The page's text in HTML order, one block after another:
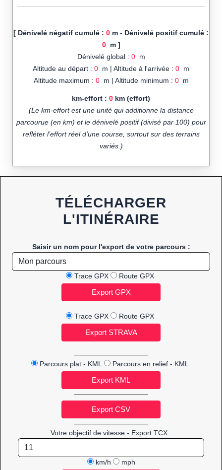
[ Dénivelé négatif cumulé : 0 m - Dénivelé positif cumulé :
0m ]
Dénivelé global : 0m
Altitude au départ : 0 m | Altitude à l'arrivée : 0 m
Altitude maximum : 0m | Altitude minimum : 0m
km-effort : 0 km (effort)
(Le km-effort est une unité qui additionne la distance
parcourue (en km) et le dénivelé positif (divisé par 100) pour
refléter l’effort réel d’une course, surtout sur des terrains
variés.)
TÉLÉCHARGER
L'ITINÉRAIRE
Saisir un nom pour l'export de votre parcours :
Trace GPX Route GPX
Trace GPX Route GPX
Parcours plat - KML Parcours en relief - KML
Votre objectif de vitesse - Export TCX :
km/h mph